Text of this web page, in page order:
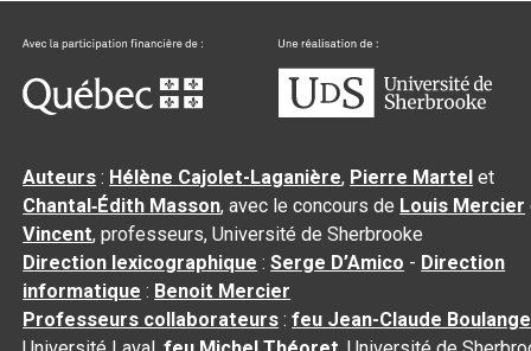
Auteurs : Hélène Cajolet-Laganière, Pierre Martel et
Chantal‑Édith Masson, avec le concours de Louis Mercier
Vincent, professeurs, Université de Sherbrooke
Direction lexicographique :Serge D’Amico - Direction
informatique : Benoit Mercier
Professeurs collaborateurs :feu Jean-Claude